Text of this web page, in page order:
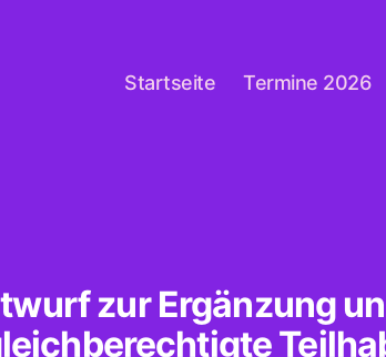
Startseite Termine 2026
zur Ergänzung